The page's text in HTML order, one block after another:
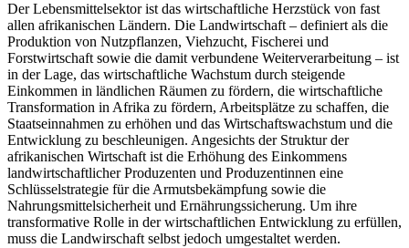
Der Lebensmittelsektor ist das wirtschaftliche Herzstück von fast
allen afrikanischen Ländern. Die Landwirtschaft – definiert als die
Produktion von Nutzpflanzen, Viehzucht, Fischerei und
Forstwirtschaft sowie die damit verbundene Weiterverarbeitung – ist
in der Lage, das wirtschaftliche Wachstum durch steigende
Einkommen in ländlichen Räumen zu fördern, die wirtschaftliche
Transformation in Afrika zu fördern, Arbeitsplätze zu schaffen, die
Staatseinnahmen zu erhöhen und das Wirtschaftswachstum und die
Entwicklung zu beschleunigen. Angesichts der Struktur der
afrikanischen Wirtschaft ist die Erhöhung des Einkommens
landwirtschaftlicher Produzenten und Produzentinnen eine
Schlüsselstrategie für die Armutsbekämpfung sowie die
Nahrungsmittelsicherheit und Ernährungssicherung. Um ihre
transformative Rolle in der wirtschaftlichen Entwicklung zu erfüllen,
muss die Landwirschaft selbst jedoch umgestaltet werden.